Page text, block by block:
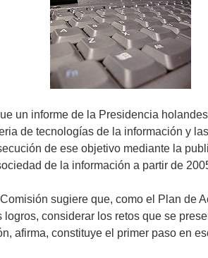
un informe de la Presidencia
de tecnologías de la información y
de ese objetivo mediante la
de la información a partir de
sugiere que, como el Plan de
logros, considerar los retos que se
afirma, constituye el primer paso en